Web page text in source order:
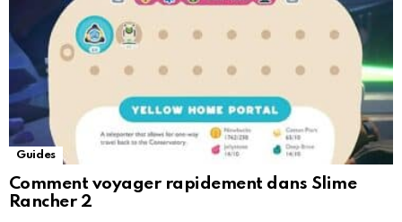
Guides
Comment voyager rapidement dans Slime
Rancher 2